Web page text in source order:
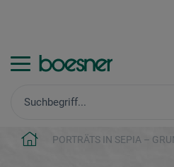
PORTRÄTS IN SEPIA –